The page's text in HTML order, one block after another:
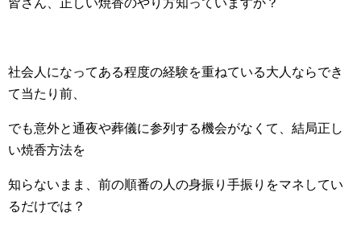
皆さん、正しい焼香のやり方知っていますか？
社会人になってある程度の経験を重ねている大人ならでき
て当たり前、
でも意外と通夜や葬儀に参列する機会がなくて、結局正し
い焼香方法を
知らないまま、前の順番の人の身振り手振りをマネしてい
るだけでは？